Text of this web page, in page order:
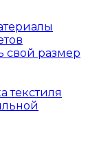
свой размер
текстиля